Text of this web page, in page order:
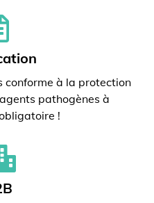
conforme à la protection
pathogènes à
!